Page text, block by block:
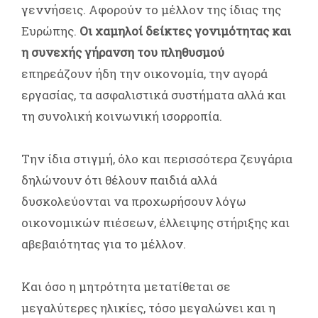
γεννήσεις. Αφορούν το μέλλον της ίδιας της
Ευρώπης. Οι χαμηλοί δείκτες γονιμότητας και
η συνεχής γήρανση του πληθυσμού
επηρεάζουν ήδη την οικονομία, την αγορά
εργασίας, τα ασφαλιστικά συστήματα αλλά και
τη συνολική κοινωνική ισορροπία.
Την ίδια στιγμή, όλο και περισσότερα ζευγάρια
δηλώνουν ότι θέλουν παιδιά αλλά
δυσκολεύονται να προχωρήσουν λόγω
οικονομικών πιέσεων, έλλειψης στήριξης και
αβεβαιότητας για το μέλλον.
Και όσο η μητρότητα μετατίθεται σε
μεγαλύτερες ηλικίες, τόσο μεγαλώνει και η